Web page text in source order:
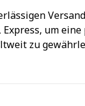
Express, um
zu